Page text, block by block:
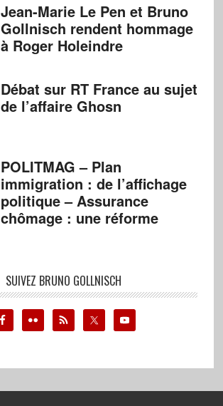
Jean-Marie Le Pen et Bruno
Gollnisch rendent hommage
à Roger Holeindre
Débat sur RT France au sujet
de l’affaire Ghosn
POLITMAG – Plan
immigration : de l’affichage
politique – Assurance
chômage : une réforme
SUIVEZ BRUNO GOLLNISCH